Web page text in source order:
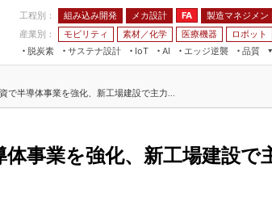
工程別： 組み込み開発 メカ設計 FA 製造マネジメン
産業別：
モビリティ 素材／化学 医療機器 ロボット
脱炭素
サステナ設計
IoT
工場
AI
AI×設備保全
エッジ逆襲 品質
JIMTOF
IIFES
つながるクルマ
VR／AR
フィールドサービス
FA
モビリティ
で半導体事業を強化、新工場建設で主力...
事業を強化、新工場建設で